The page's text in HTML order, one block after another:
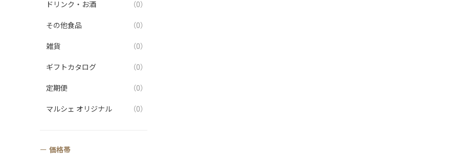
ドリンク・お酒 （0）
その他食品 （0）
雑貨 （0）
ギフトカタログ （0）
定期便 （0）
マルシェ オリジナル （0）
価格帯